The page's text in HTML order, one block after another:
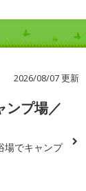
2026/08/07 更新
ンプ場／
場でキャンプ